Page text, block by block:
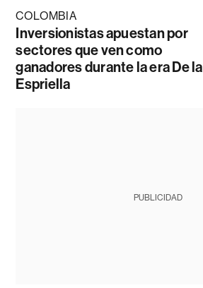
COLOMBIA
Inversionistas apuestan por
sectores que ven como
ganadores durante la era De la
Espriella
PUBLICIDAD